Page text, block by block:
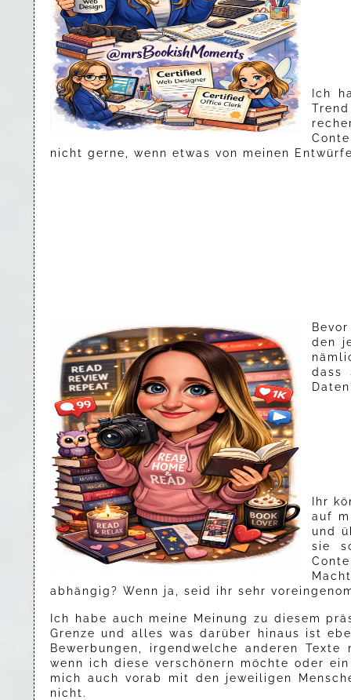
Ich
nicht gerne, wenn etwas von meinen
den
dass
Ihr
auf
und
sie
abhängig? Wenn ja, seid ihr sehr
Ich habe auch meine Meinung zu diesem
Grenze und alles was darüber hinaus ist
Bewerbungen, irgendwelche anderen
wenn ich diese verschönern möchte oder
mich auch vorab mit den jeweiligen
nicht.